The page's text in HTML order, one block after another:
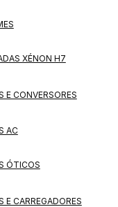
XÉNON H7
E CONVERSORES
AC
ÓTICOS
E CARREGADORES